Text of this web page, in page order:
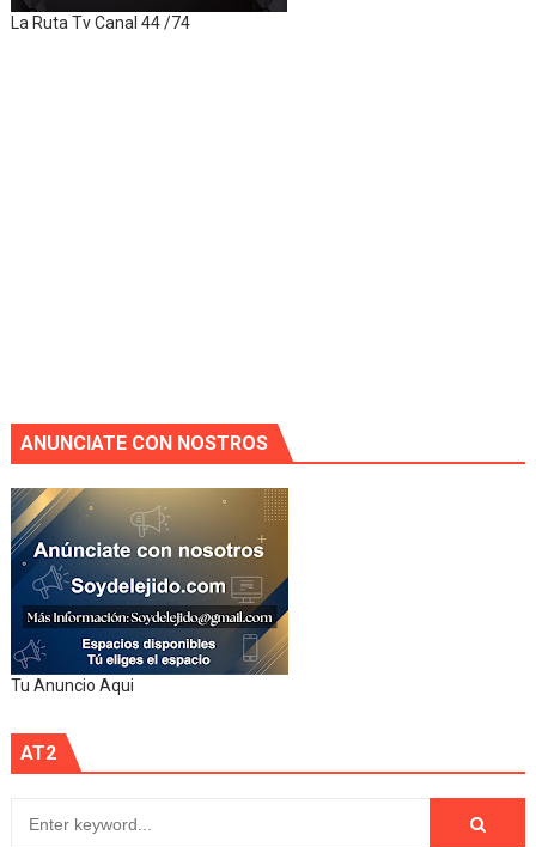
La Ruta Tv Canal 44 /74
ANUNCIATE CON NOSTROS
Tu Anuncio Aqui
AT2